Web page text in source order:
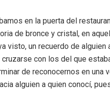
en la puerta del
de bronce y cristal, en
visto, un recuerdo de
con los del que
de reconocernos en
alguien a quien conocí,